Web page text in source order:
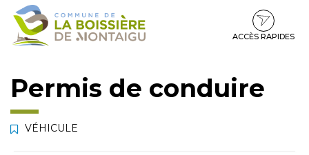
Gestion des traceurs
Aller
Aller
contenu
Aller
pied
ACCÈS RAPIDES
Permis de conduire
VÉHICULE